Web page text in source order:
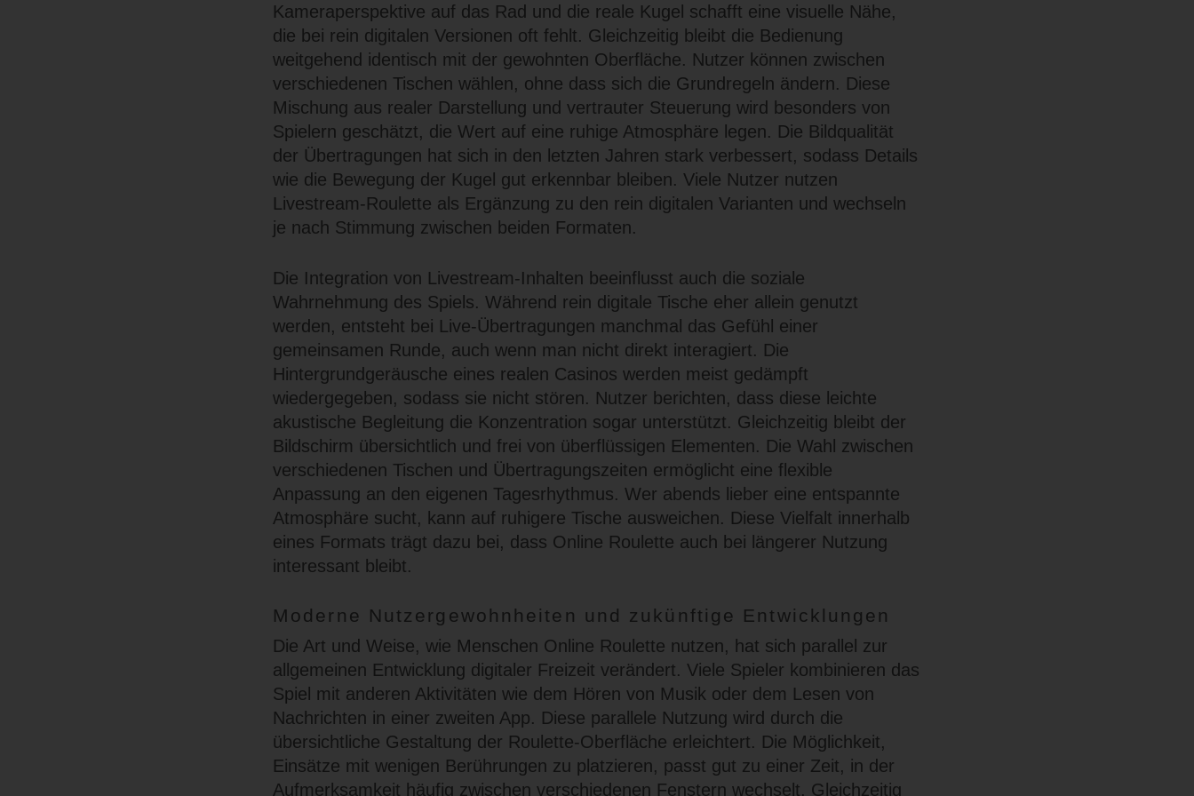
Kameraperspektive auf das Rad und die reale Kugel schafft eine visuelle Nähe,
die bei rein digitalen Versionen oft fehlt. Gleichzeitig bleibt die Bedienung
weitgehend identisch mit der gewohnten Oberfläche. Nutzer können zwischen
verschiedenen Tischen wählen, ohne dass sich die Grundregeln ändern. Diese
Mischung aus realer Darstellung und vertrauter Steuerung wird besonders von
Spielern geschätzt, die Wert auf eine ruhige Atmosphäre legen. Die Bildqualität
der Übertragungen hat sich in den letzten Jahren stark verbessert, sodass Details
wie die Bewegung der Kugel gut erkennbar bleiben. Viele Nutzer nutzen
Livestream-Roulette als Ergänzung zu den rein digitalen Varianten und wechseln
je nach Stimmung zwischen beiden Formaten.
Die Integration von Livestream-Inhalten beeinflusst auch die soziale
Wahrnehmung des Spiels. Während rein digitale Tische eher allein genutzt
werden, entsteht bei Live-Übertragungen manchmal das Gefühl einer
gemeinsamen Runde, auch wenn man nicht direkt interagiert. Die
Hintergrundgeräusche eines realen Casinos werden meist gedämpft
wiedergegeben, sodass sie nicht stören. Nutzer berichten, dass diese leichte
akustische Begleitung die Konzentration sogar unterstützt. Gleichzeitig bleibt der
Bildschirm übersichtlich und frei von überflüssigen Elementen. Die Wahl zwischen
verschiedenen Tischen und Übertragungszeiten ermöglicht eine flexible
Anpassung an den eigenen Tagesrhythmus. Wer abends lieber eine entspannte
Atmosphäre sucht, kann auf ruhigere Tische ausweichen. Diese Vielfalt innerhalb
eines Formats trägt dazu bei, dass Online Roulette auch bei längerer Nutzung
interessant bleibt.
Moderne Nutzergewohnheiten und zukünftige Entwicklungen
Die Art und Weise, wie Menschen Online Roulette nutzen, hat sich parallel zur
allgemeinen Entwicklung digitaler Freizeit verändert. Viele Spieler kombinieren das
Spiel mit anderen Aktivitäten wie dem Hören von Musik oder dem Lesen von
Nachrichten in einer zweiten App. Diese parallele Nutzung wird durch die
übersichtliche Gestaltung der Roulette-Oberfläche erleichtert. Die Möglichkeit,
Einsätze mit wenigen Berührungen zu platzieren, passt gut zu einer Zeit, in der
Aufmerksamkeit häufig zwischen verschiedenen Fenstern wechselt. Gleichzeitig